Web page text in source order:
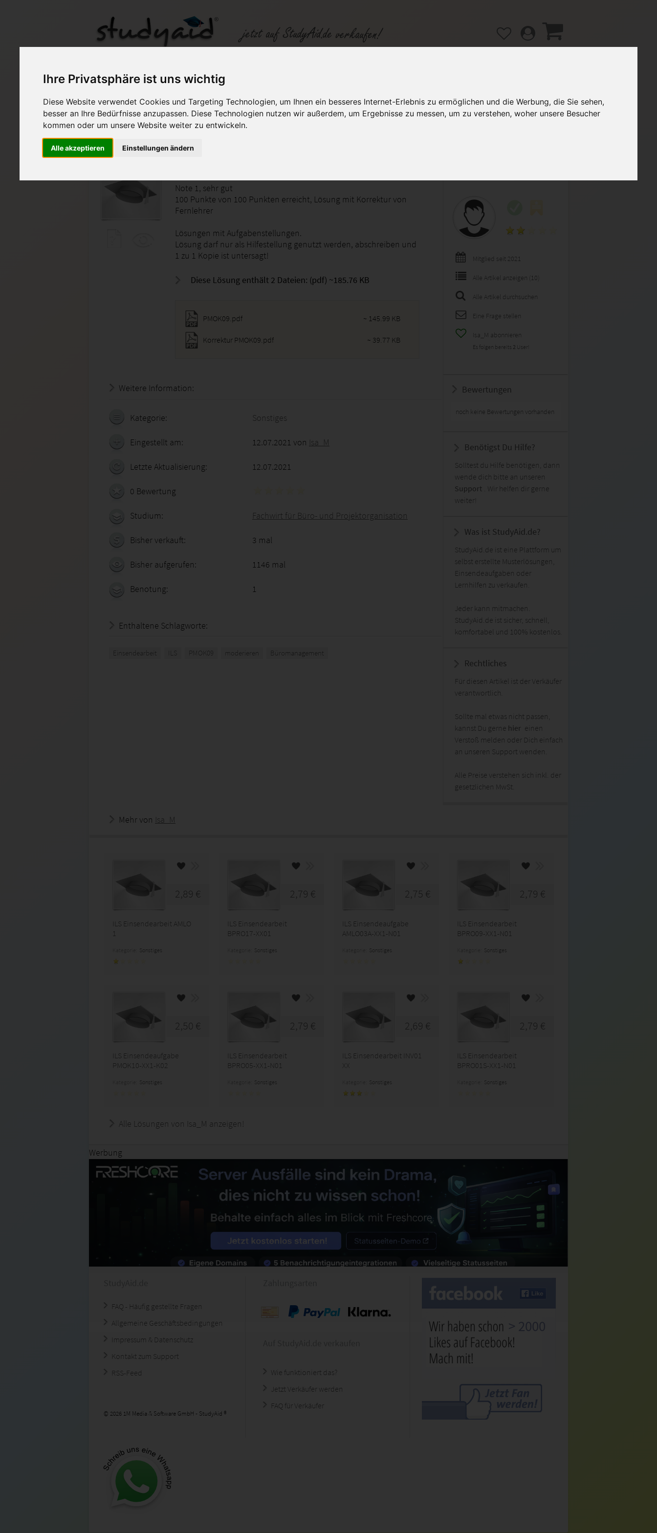
Ihre Privatsphäre ist uns wichtig
Diese Website verwendet Cookies und Targeting Technologien, um Ihnen ein besseres Internet-Erlebnis zu ermöglichen und die Werbung, die Sie sehen,
besser an Ihre Bedürfnisse anzupassen. Diese Technologien nutzen wir außerdem, um Ergebnisse zu messen, um zu verstehen, woher unsere Besucher
kommen oder um unsere Website weiter zu entwickeln.
Alle akzeptieren Einstellungen ändern
ILS Einsendeaufgabe PMOK 09-XX01
Auf StudyAid.de verkaufen Kategorien Studiengänge / Lehrgänge Hilfe / FAQ
Note 1, sehr gut
100 Punkte von 100 Punkten erreicht, Lösung mit Korrektur von
Fernlehrer
Lösungen mit Aufgabenstellungen.
Lösung darf nur als Hilfestellung genutzt werden, abschreiben und
1 zu 1 Kopie ist untersagt!
Diese Lösung enthält 2 Dateien: (pdf) ~185.76 KB
PMOK09.pdf ~ 145.99 KB
Korrektur PMOK09.pdf ~ 39.77 KB
Weitere Information:
Kategorie: Sonstiges
Eingestellt am: 12.07.2021 von Isa_M
Letzte Aktualisierung: 12.07.2021
0 Bewertung
Studium: Fachwirt für Büro- und Projektorganisation
Bisher verkauft: 3 mal
Bisher aufgerufen: 1146 mal
Benotung: 1
Enthaltene Schlagworte:
Einsendearbeit ILS PMOK09 moderieren Büromanagement
Mitglied seit 2021
Alle Artikel anzeigen (10)
Alle Artikel durchsuchen
Eine Frage stellen
Isa_M abonnieren
Es folgen bereits 2 User!
Bewertungen
noch keine Bewertungen vorhanden
Benötigst Du Hilfe?
Solltest du Hilfe benötigen, dann
wende dich bitte an unseren
Support . Wir helfen dir gerne
weiter!
Was ist StudyAid.de?
StudyAid.de ist eine Plattform um
selbst erstellte Musterlösungen,
Einsendeaufgaben oder
Lernhilfen zu verkaufen.
Jeder kann mitmachen.
StudyAid.de ist sicher, schnell,
komfortabel und 100% kostenlos.
Rechtliches
Für diesen Artikel ist der Verkäufer
verantwortlich.
Sollte mal etwas nicht passen,
kannst Du gerne hier einen
Verstoß melden oder Dich einfach
an unseren Support wenden.
Alle Preise verstehen sich inkl. der
gesetzlichen MwSt.
Mehr von Isa_M
2,89 €
ILS Einsendearbeit AMLO
1
Sonstiges
2,79 €
ILS Einsendearbeit
BPRO17-XX01
Sonstiges
2,75 €
ILS Einsendeaufgabe
AMLO03A-XX1-N01
Sonstiges
2,79 €
ILS Einsendearbeit
BPRO09-XX1-N01
Sonstiges
2,50 €
ILS Einsendeaufgabe
PMOK10-XX1-K02
Sonstiges
2,79 €
ILS Einsendearbeit
BPRO05-XX1-N01
Sonstiges
2,69 €
ILS Einsendearbeit INV01
XX
Sonstiges
2,79 €
ILS Einsendearbeit
BPRO01S-XX1-N01
Sonstiges
Alle Lösungen von Isa_M anzeigen!
Werbung
FAQ - Häufig gestellte Fragen
Allgemeine Geschäftsbedingungen
Impressum & Datenschutz
Kontakt zum Support
RSS-Feed
© 2026 1M Media & Software GmbH - StudyAid ®
Wie funktioniert das?
Jetzt Verkäufer werden
FAQ für Verkäufer
> 2000